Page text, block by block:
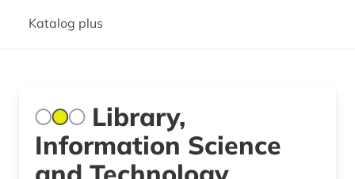
Katalog plus
Library,
Information Science